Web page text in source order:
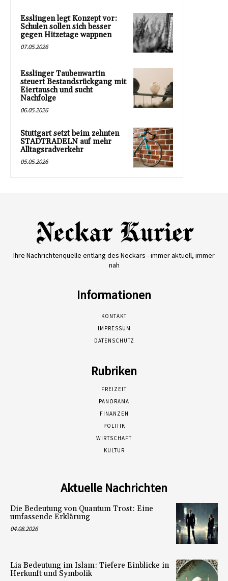
Esslingen legt Konzept vor:
Schulen sollen sich besser
gegen Hitzetage wappnen
07.05.2026
Esslinger Taubenwartin
steuert Bestandsrückgang mit
Eiertausch und sucht
Nachfolge
06.05.2026
Stuttgart setzt beim zehnten
STADTRADELN auf mehr
Alltagsradverkehr
05.05.2026
Ihre Nachrichtenquelle entlang des Neckars - immer aktuell, immer
nah
Informationen
KONTAKT
IMPRESSUM
DATENSCHUTZ
Rubriken
FREIZEIT
PANORAMA
FINANZEN
POLITIK
WIRTSCHAFT
KULTUR
Aktuelle Nachrichten
Die Bedeutung von Quantum Trost: Eine
umfassende Erklärung
04.08.2026
Lia Bedeutung im Islam: Tiefere Einblicke in
Herkunft und Symbolik